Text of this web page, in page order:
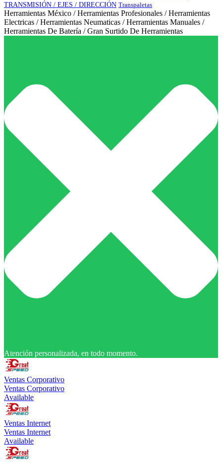
TRANSMISIÓN / EJES / DIRECCIÓN Transpaletas
Herramientas México / Herramientas Profesionales / Herramientas
Electricas / Herramientas Neumaticas / Herramientas Manuales /
Herramientas De Batería / Gran Surtido De Herramientas
Atención personalizada, en todo momento.
Ventas Corporativo
Ventas Corporativo
Available
Ventas Internet
Ventas Internet
Available